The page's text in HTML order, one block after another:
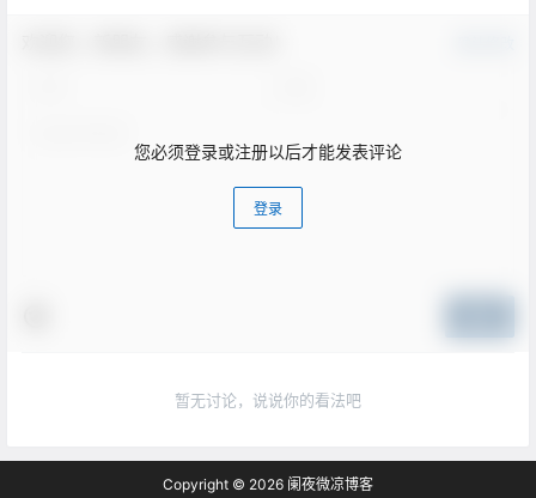
您必须登录或注册以后才能发表评论
登录
暂无讨论，说说你的看法吧
Copyright © 2026 阑夜微凉博客